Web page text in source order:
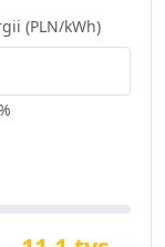
(PLN/kWh)